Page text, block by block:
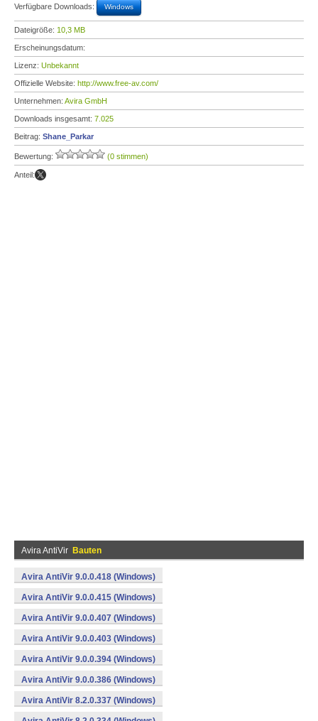
Verfügbare Downloads: Windows
Dateigröße: 10,3 MB
Erscheinungsdatum:
Lizenz: Unbekannt
Offizielle Website: http://www.free-av.com/
Unternehmen: Avira GmbH
Downloads insgesamt: 7.025
Beitrag: Shane_Parkar
Bewertung: (0 stimmen)
Anteil:
Avira AntiVir Bauten
Avira AntiVir 9.0.0.418 (Windows)
Avira AntiVir 9.0.0.415 (Windows)
Avira AntiVir 9.0.0.407 (Windows)
Avira AntiVir 9.0.0.403 (Windows)
Avira AntiVir 9.0.0.394 (Windows)
Avira AntiVir 9.0.0.386 (Windows)
Avira AntiVir 8.2.0.337 (Windows)